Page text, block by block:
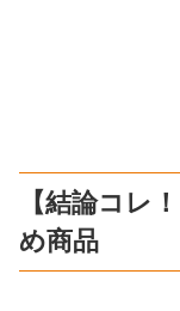
【結論コレ
め商品